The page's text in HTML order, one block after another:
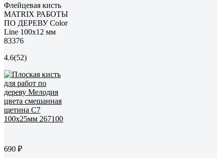
Флейцевая кисть
MATRIX РАБОТЫ
ПО ДЕРЕВУ Color
Line 100х12 мм
83376
4.6(52)
690 ₽